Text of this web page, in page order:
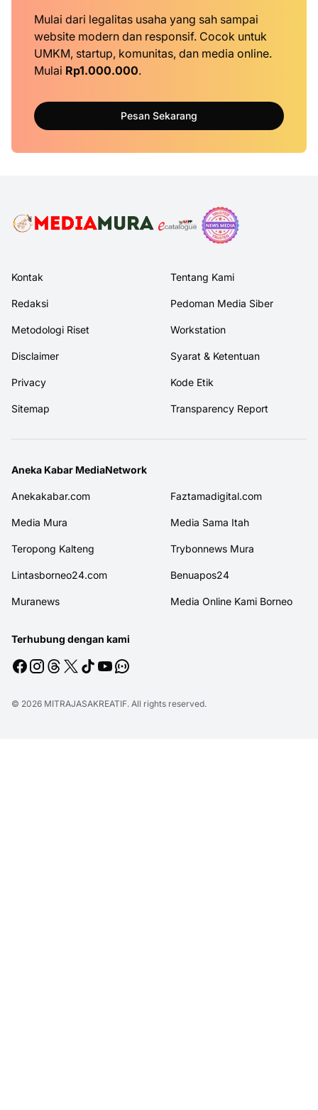
Mulai dari legalitas usaha yang sah sampai
website modern dan responsif. Cocok untuk
UMKM, startup, komunitas, dan media online.
Mulai Rp1.000.000.
Pesan Sekarang
Kontak Tentang Kami
Redaksi Pedoman Media Siber
Metodologi Riset Workstation
Disclaimer Syarat & Ketentuan
Privacy Kode Etik
Sitemap Transparency Report
Aneka Kabar MediaNetwork
Anekakabar.com Faztamadigital.com
Media Mura Media Sama Itah
Teropong Kalteng Trybonnews Mura
Lintasborneo24.com Benuapos24
Muranews Media Online Kami Borneo
Terhubung dengan kami
© 2026 MITRAJASAKREATIF. All rights reserved.